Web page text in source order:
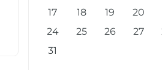
17
18 19 20
24
25 26 27
31